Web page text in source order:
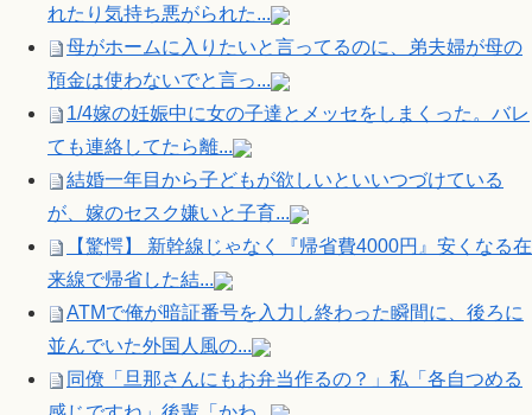
れたり気持ち悪がられた...
母がホームに入りたいと言ってるのに、弟夫婦が母の
預金は使わないでと言っ...
1/4嫁の妊娠中に女の子達とメッセをしまくった。バレ
ても連絡してたら離...
結婚一年目から子どもが欲しいといいつづけている
が、嫁のセスク嫌いと子育...
【驚愕】 新幹線じゃなく『帰省費4000円』安くなる在
来線で帰省した結...
ATMで俺が暗証番号を入力し終わった瞬間に、後ろに
並んでいた外国人風の...
同僚「旦那さんにもお弁当作るの？」私「各自つめる